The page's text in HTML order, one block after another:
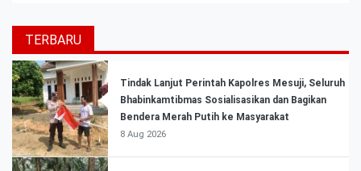
TERBARU
Tindak Lanjut Perintah Kapolres Mesuji, Seluruh
Bhabinkamtibmas Sosialisasikan dan Bagikan
Bendera Merah Putih ke Masyarakat
8 Aug 2026